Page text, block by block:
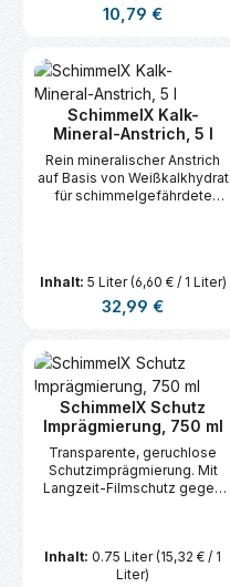
Regulärer Preis:
10,79 €
SchimmelX Kalk-
Mineral-Anstrich, 5 l
Rein mineralischer Anstrich
auf Basis von Weißkalkhydrat
für schimmelgefährdete
Inhalt: 5 Liter(6,60 € / 1 Liter)
Regulärer Preis:
32,99 €
SchimmelX Schutz
Imprägmierung, 750 ml
Transparente, geruchlose
Schutzimprägmierung. Mit
Langzeit-Filmschutz gegen
Inhalt: 0.75 Liter(15,32 € / 1
Liter)